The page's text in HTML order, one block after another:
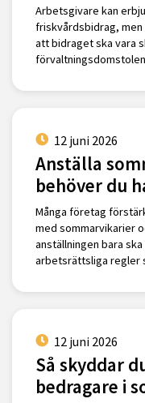
Arbetsgivare kan
friskvårdsbidrag,
att bidraget ska vara
12 juni 2026
Anställa
behöver du
Många företag
med sommarvikarier
anställningen bara
arbetsrättsliga regler
12 juni 2026
Så skyddar
bedragare i